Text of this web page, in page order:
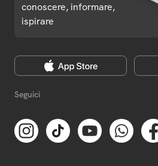
conoscere, informare,
ispirare
Seguici